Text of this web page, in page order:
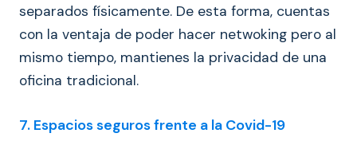
separados físicamente. De esta forma, cuentas
con la ventaja de poder hacer netwoking pero al
mismo tiempo, mantienes la privacidad de una
oficina tradicional.
7. Espacios seguros frente a la Covid-19